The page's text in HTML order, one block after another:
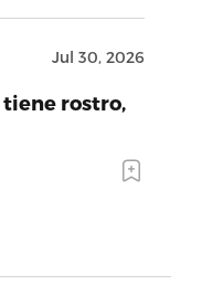
Jul 30, 2026
rostro,